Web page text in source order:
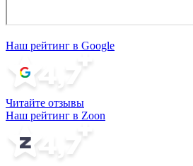
Наш рейтинг в Google
Читайте отзывы
Наш рейтинг в Zoon